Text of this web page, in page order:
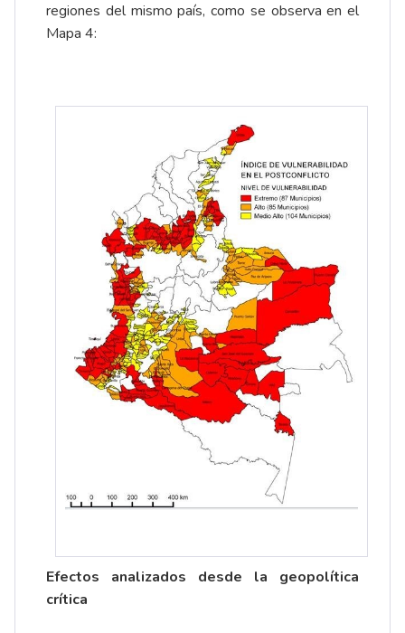
regiones del mismo país, como se observa en el
Mapa 4:
Efectos analizados desde la geopolítica
crítica